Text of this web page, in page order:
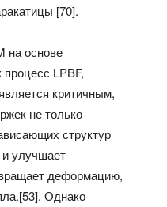
[70].
на основе
процесс LPBF,
критичным,
не только
структур
и улучшает
деформацию,
Однако